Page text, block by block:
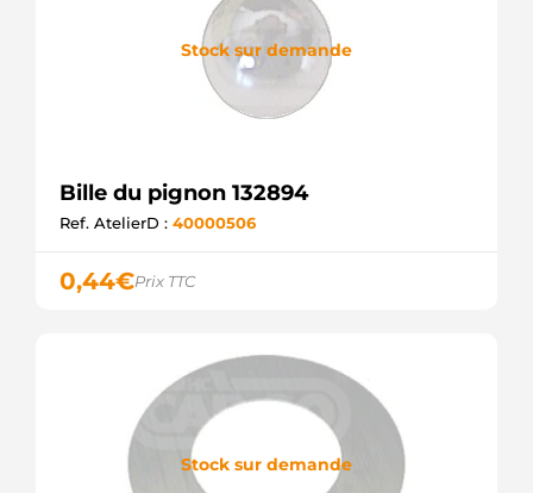
Stock sur demande
Bille du pignon 132894
Ref. AtelierD : 40000506
0,44€Prix TTC
Stock sur demande